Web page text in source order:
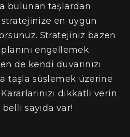
bulunan taşlardan
stratejinize en uygun
Stratejiniz bazen
planını engellemek
de kendi duvarınızı
taşla süslemek üzerine
dikkatli verin
sayıda var!